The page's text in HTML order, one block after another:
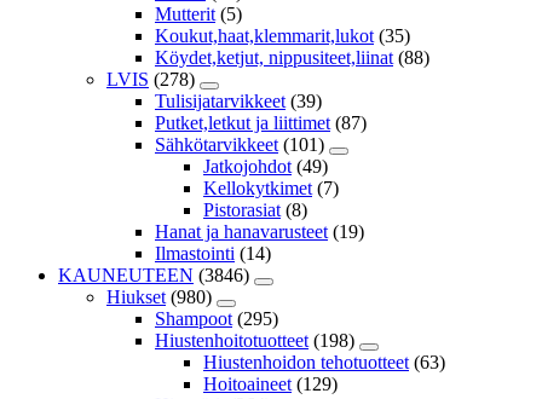
Mutterit (5)
Koukut,haat,klemmarit,lukot (35)
Köydet,ketjut, nippusiteet,liinat (88)
LVIS (278)
Tulisijatarvikkeet (39)
Putket,letkut ja liittimet (87)
Sähkötarvikkeet (101)
Jatkojohdot (49)
Kellokytkimet (7)
Pistorasiat (8)
Hanat ja hanavarusteet (19)
Ilmastointi (14)
KAUNEUTEEN (3846)
Hiukset (980)
Shampoot (295)
Hiustenhoitotuotteet (198)
Hiustenhoidon tehotuotteet (63)
Hoitoaineet (129)